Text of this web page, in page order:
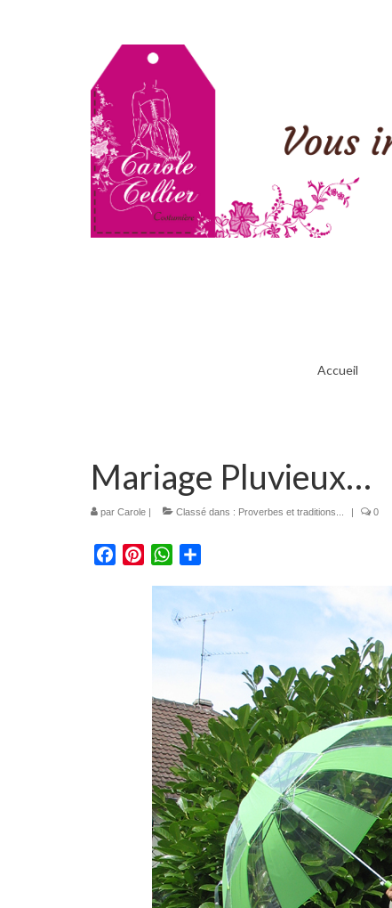
Accueil
Mariage Pluvieux…
par Carole | Classé dans : Proverbes et traditions... | 0
FacebookPinterestWhatsApp